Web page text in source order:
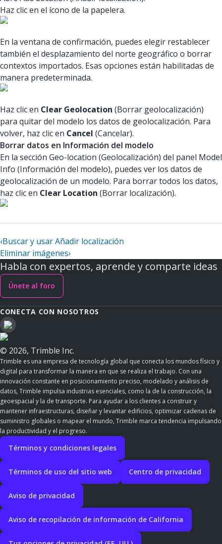
Haz clic en el ícono de la papelera.
En la ventana de confirmación, puedes elegir restablecer
también el desplazamiento del norte geográfico o borrar
contextos importados. Esas opciones están habilitadas de
manera predeterminada.
Haz clic en Clear Geolocation (Borrar geolocalización)
para quitar del modelo los datos de geolocalización. Para
volver, haz clic en Cancel (Cancelar).
Borrar datos en Información del modelo
En la sección Geo-location (Geolocalización) del panel Model
Info (Información del modelo), puedes ver los datos de
geolocalización de un modelo. Para borrar todos los datos,
haz clic en Clear Location (Borrar localización).
‹Buscar y usar Añadir localización
Eliminar imágenes›
Habla con expertos, aprende y comparte ideas
Únete al foro
CONECTA CON NOSOTROS
© 2026, Trimble Inc.
Trimble es una empresa de tecnología global que conecta los mundos físico y
digital para transformar la manera en que se realiza el trabajo. Con una
innovación constante en posicionamiento preciso, modelado y análisis de
datos, Trimble impulsa industrias esenciales, como la de la construcción, la
geoespacial y la de transporte. Para ayudar a los clientes a construir y
mantener infraestructuras, diseñar y levantar edificios, optimizar cadenas de
suministro globales o mapear el mundo, Trimble marca tendencia impulsando
la productividad y el progreso.
Términos y condiciones legales
Términos de uso del sitio web Centro de privacidad
Aviso de privacidad
Aviso de recopilación de información de California